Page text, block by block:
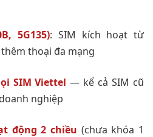
5G135): SIM kích hoạt từ
thoại đa mạng
SIM Viettel — kể cả SIM cũ
nghiệp
động 2 chiều (chưa khóa 1